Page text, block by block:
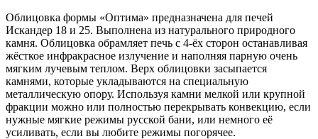
Облицовка формы «Оптима» предназначена для печей
Искандер 18 и 25. Выполнена из натурального природного
камня. Облицовка обрамляет печь с 4-ёх сторон останавливая
жёсткое инфракрасное излучение и наполняя парную очень
мягким лучевым теплом. Верх облицовки засыпается
камнями, которые укладываются на специальную
металлическую опору. Используя камни мелкой или крупной
фракции можно или полностью перекрывать конвекцию, если
нужные мягкие режимы русской бани, или немного её
усиливать, если вы любите режимы погорячее.